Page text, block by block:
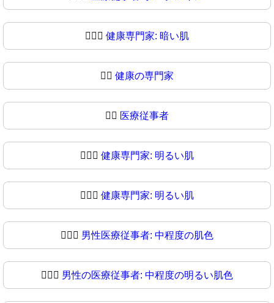
🧑🏿‍⚕ 健康専門家: 暗い肌
👨‍⚕️ 健康の専門家
👨‍⚕ 医療従事者
👨🏻‍⚕️ 健康専門家: 明るい肌
👨🏻‍⚕ 健康専門家: 明るい肌
👨🏼‍⚕️ 男性医療従事者: 中程度の肌色
👨🏼‍⚕ 男性の医療従事者: 中程度の明るい肌色